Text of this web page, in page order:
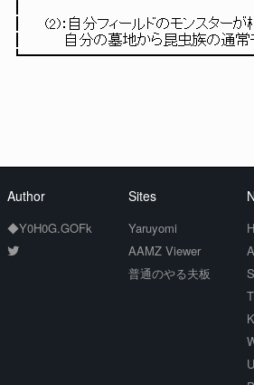
ルドのモンスターが相手の効
ら昆虫族の通常モンスター
Author
◆Y0H0G.GOFk
Sites
Yaruyomi
AAMZ Viewer
普通のやる夫板